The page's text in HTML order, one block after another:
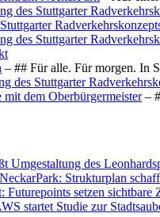
des Stuttgarter
des Stuttgarter
– ## Für alle. Für morgen. In
des Stuttgarter
mit dem Oberbürgermeister–
Umgestaltung des
Strukturplan
setzen sichtbare
startet Studie zur